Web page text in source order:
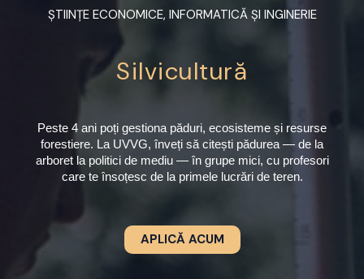
ŞTIINŢE ECONOMICE, INFORMATICĂ ȘI INGINERIE
Silvicultură
Peste 4 ani poți gestiona păduri, ecosisteme și resurse
forestiere. La UVVG, înveți să citești pădurea — de la
arboret la politici de mediu — în grupe mici, cu profesori
care te însoțesc de la primele lucrări de teren.
APLICĂ ACUM